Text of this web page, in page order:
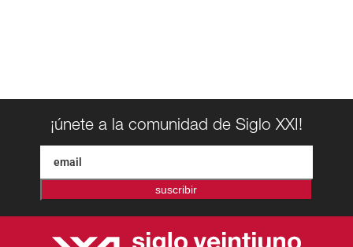
¡únete a la comunidad de Siglo XXI!
suscribir